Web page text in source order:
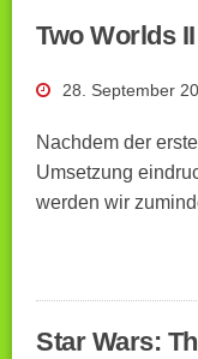
Two Worlds
28. September
Nachdem der
Umsetzung
werden wir
Star Wars: